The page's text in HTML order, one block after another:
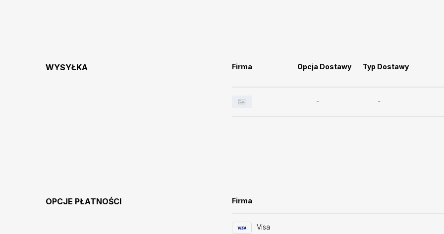
WYSYŁKA Firma Opcja Dostawy Typ Dostawy
- -
OPCJE PŁATNOŚCI Firma
Visa